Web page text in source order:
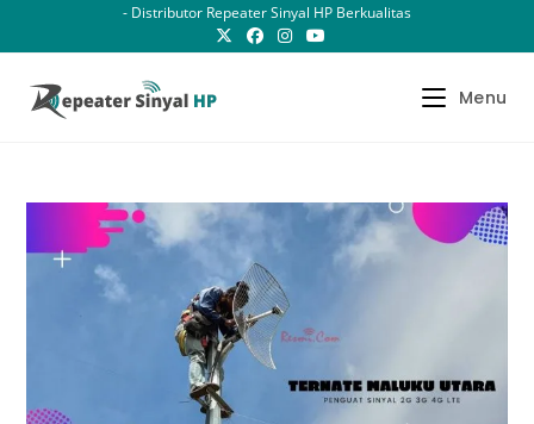
- Distributor Repeater Sinyal HP Berkualitas
Menu